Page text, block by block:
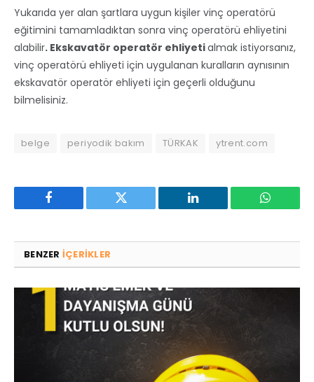
Yukarıda yer alan şartlara uygun kişiler vinç operatörü
eğitimini tamamladıktan sonra vinç operatörü ehliyetini
alabilir. Ekskavatör operatör ehliyetialmak istiyorsanız,
vinç operatörü ehliyeti için uygulanan kuralların aynısının
ekskavatör operatör ehliyeti için geçerli olduğunu
bilmelisiniz.
belge periyodik bakım TÜRKAK ytrent.com
Facebook Twitter LinkedIn
BENZER IÇERIKLER